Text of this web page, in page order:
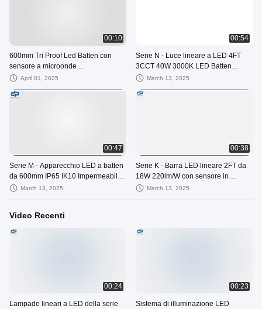
00:10
600mm Tri Proof Led Batten con
sensore a microonde
690*116*92mm
April 01, 2025
00:54
Serie N - Luce lineare a LED 4FT
3CCT 40W 3000K LED Batten
Fixture sospesa / installazione in
March 13, 2025
00:47
Serie M - Apparecchio LED a batten
da 600mm IP65 IK10 Impermeabile
con design di cablaggio rapido
March 13, 2025
00:38
Serie K - Barra LED lineare 2FT da
18W 220lm/W con sensore in
Bianco Caldo Bianco Luce Diurna
March 13, 2025
Video Recenti
00:24
Lampade lineari a LED della serie
00:23
Sistema di illuminazione LED